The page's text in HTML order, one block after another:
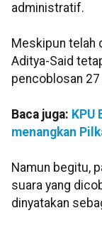
administratif.
Meskipun telah
Aditya-Said
pencoblosan
Baca juga: KPU
menangkan
Namun begitu,
suara yang
dinyatakan